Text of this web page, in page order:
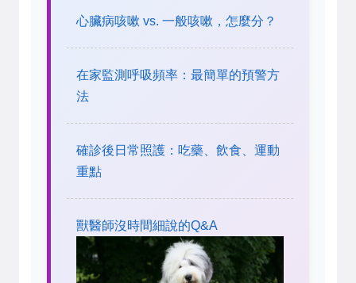
心臟病咳嗽 vs. 一般咳嗽，怎麼分？
在家監測呼吸頻率：最簡單的預警方
法
確診後日常照護：吃藥、飲食、運動
重點
獸醫師沒時間細說的Q&A